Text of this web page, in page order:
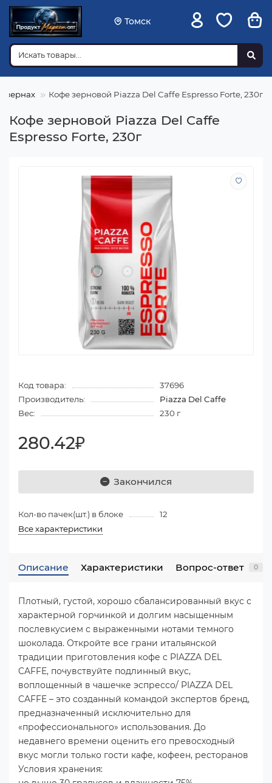
Томск
зернах Кофе зерновой Piazza Del Caffe Espresso Forte, 230г
Кофе зерновой Piazza Del Caffe
Espresso Forte, 230г
Код товара:
37696
Производитель:
Piazza Del Caffe
Вес:
230 г
280.42₽
Закончился
Кол-во пачек(шт.) в блоке
12
Все характеристики
Описание Характеристики Вопрос-ответ 0
Плотный, густой, хорошо сбалансированный вкус с
характерной горчинкой и долгим насыщенным
послевкусием с выраженными нотами темного
шоколада. Откройте все грани итальянской
традиции приготовления кофе c PIAZZA DEL
CAFFE, почувствуйте подлинный вкус,
воплощенный в чашечке эспрессо/ PIAZZA DEL
CAFFE – это созданный командой экспертов бренд,
предназначенный исключительно для
«профессионального» использования. До
недавнего времени оценить его превосходный
вкус могли только гости кафе, кофеен, ресторанов
Условия хранения: